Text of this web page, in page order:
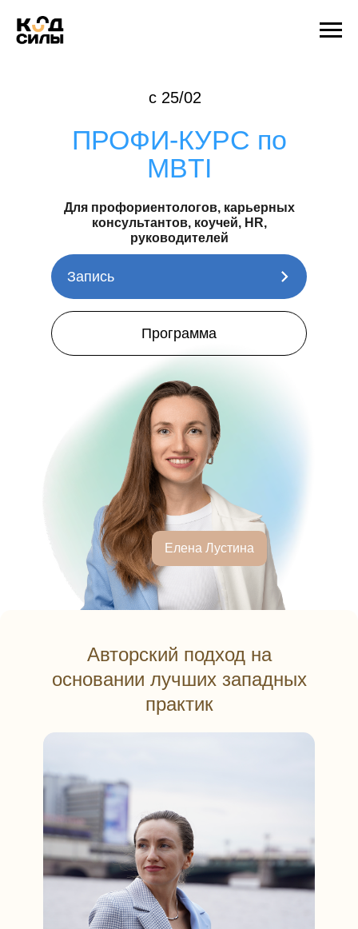
Елена Лустина
с 25/02
Для профориентологов, карьерных
консультантов, коучей, HR,
руководителей
ПРОФИ-КУРС по
MBTI
Запись
Программа
Авторский подход на
основании лучших западных
практик